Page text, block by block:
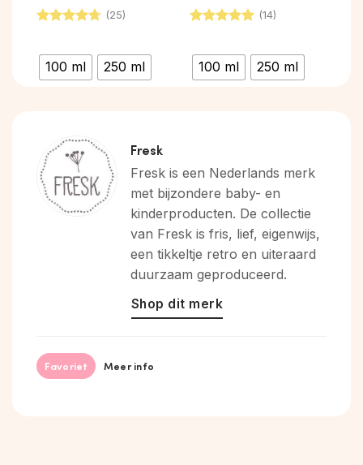
(25)
100 ml 250 ml
(14)
100 ml 250 ml
Fresk
Fresk is een Nederlands merk
met bijzondere baby- en
kinderproducten. De collectie
van Fresk is fris, lief, eigenwijs,
een tikkeltje retro en uiteraard
duurzaam geproduceerd.
Shop dit merk
Favoriet Meer info